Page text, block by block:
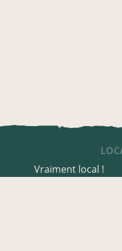
Vraiment local !